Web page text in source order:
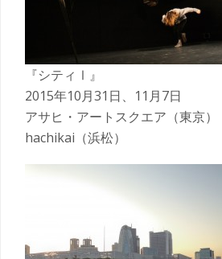
『シティⅠ』
2015年10月31日、11月7日
アサヒ・アートスクエア（東京
hachikai（浜松）